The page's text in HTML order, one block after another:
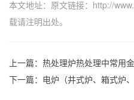
本文地址：原文链接： http://
载请注明出处。
上一篇： 热处理炉热处理中常用
下一篇： 电炉（井式炉、箱式炉